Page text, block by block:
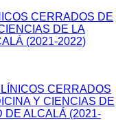
CERRADOS
Y CIENCIAS DE
DE ALCALÁ (2021-